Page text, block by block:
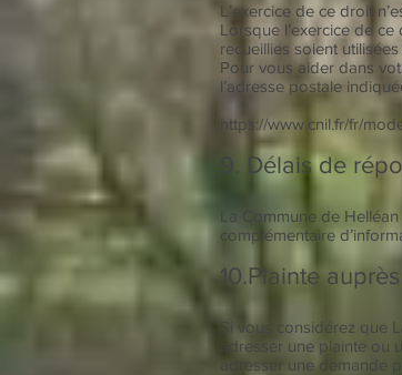
L’exercice de ce droit
Lorsque l’exercice de
recueillies soient
Pour vous aider dans
l’adresse postale
https://www.cnil.fr/fr/
9. Délais de
La Commune de
complémentaire
10.Plainte
Si vous considérez que
adresser une plainte ou
adresser une demande